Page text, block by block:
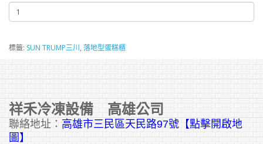
標籤: SUN TRUMP三川, 落地型蛋糕櫃
祥禾冷凍設備 高雄公司
聯絡地址： 高雄市三民區天民路97號【點擊開啟地
圖】